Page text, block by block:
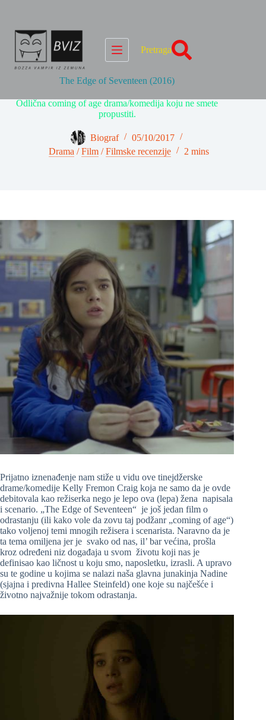
Pretraga
The Edge of Seventeen (2016)
Odlična coming of age drama/komedija koju ne smete
propustiti.
Biograf
05/10/2017
Drama /Film /Filmske recenzije 2 mins
Prijatno iznenađenje nam stiže u vidu ove tinejdžerske
drame/komedije Kelly Fremon Craig koja ne samo da je ovde
debitovala kao režiserka nego je lepo ova (lepa) žena napisala
i scenario. „The Edge of Seventeen“ je još jedan film o
odrastanju (ili kako vole da zovu taj podžanr „coming of age“)
tako voljenoj temi mnogih režisera i scenarista. Naravno da je
ta tema omiljena jer je svako od nas, il’ bar većina, prošla
kroz određeni niz događaja u svom životu koji nas je
definisao kao ličnost u koju smo, naposletku, izrasli. A upravo
su te godine u kojima se nalazi naša glavna junakinja Nadine
(sjajna i predivna Hallee Steinfeld) one koje su najčešće i
životno najvažnije tokom odrastanja.